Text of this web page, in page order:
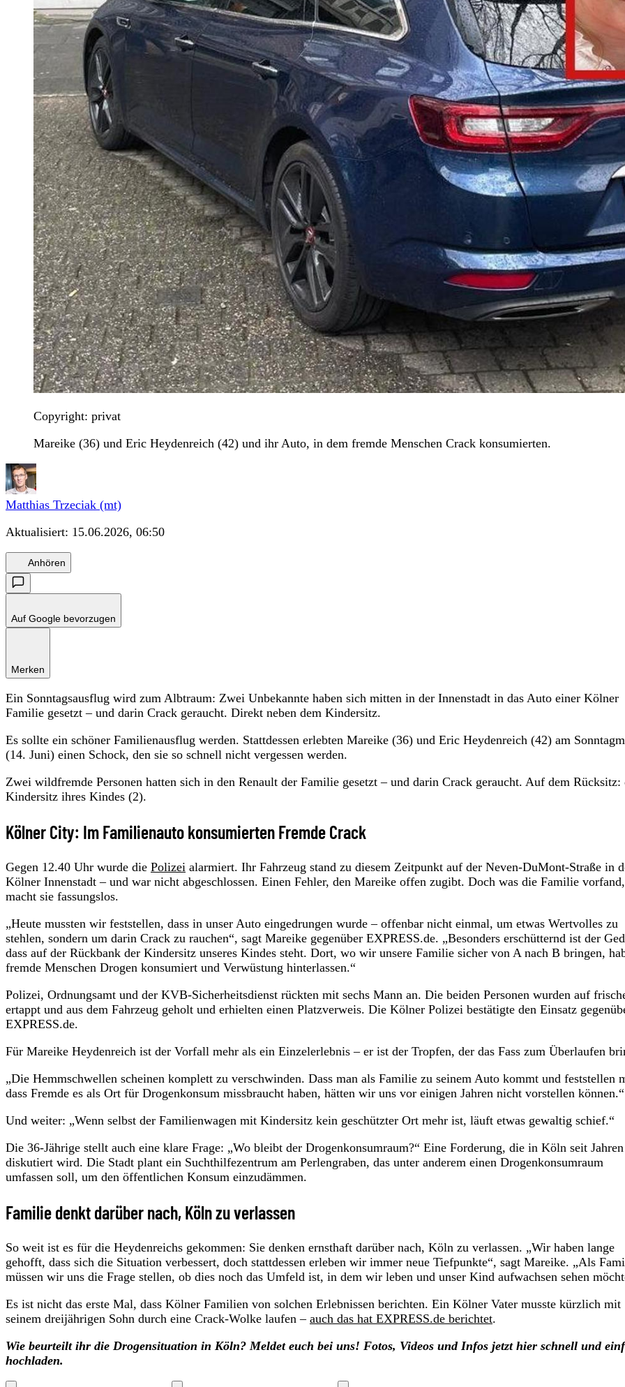
Copyright: privat
Mareike (36) und Eric Heydenreich (42) und ihr Auto, in dem fremde Menschen Crack konsumierten.
Matthias Trzeciak (mt)
Aktualisiert: 15.06.2026, 06:50
Anhören
Auf Google bevorzugen
Merken
Ein Sonntagsausflug wird zum Albtraum: Zwei Unbekannte haben sich mitten in der Innenstadt in das Auto einer Kölner
Familie gesetzt – und darin Crack geraucht. Direkt neben dem Kindersitz.
Es sollte ein schöner Familienausflug werden. Stattdessen erlebten Mareike (36) und Eric Heydenreich (42) am
(14. Juni) einen Schock, den sie so schnell nicht vergessen werden.
Zwei wildfremde Personen hatten sich in den Renault der Familie gesetzt – und darin Crack geraucht. Auf dem Rücksitz:
Kindersitz ihres Kindes (2).
Kölner City: Im Familienauto konsumierten Fremde Crack
Gegen 12.40 Uhr wurde die Polizei alarmiert. Ihr Fahrzeug stand zu diesem Zeitpunkt auf der Neven-DuMont-Straße in
Kölner Innenstadt – und war nicht abgeschlossen. Einen Fehler, den Mareike offen zugibt. Doch was die Familie vorfand,
macht sie fassungslos.
„Heute mussten wir feststellen, dass in unser Auto eingedrungen wurde – offenbar nicht einmal, um etwas Wertvolles zu
stehlen, sondern um darin Crack zu rauchen“, sagt Mareike gegenüber EXPRESS.de. „Besonders erschütternd ist der
dass auf der Rückbank der Kindersitz unseres Kindes steht. Dort, wo wir unsere Familie sicher von A nach B bringen,
fremde Menschen Drogen konsumiert und Verwüstung hinterlassen.“
Polizei, Ordnungsamt und der KVB-Sicherheitsdienst rückten mit sechs Mann an. Die beiden Personen wurden auf
ertappt und aus dem Fahrzeug geholt und erhielten einen Platzverweis. Die Kölner Polizei bestätigte den Einsatz
EXPRESS.de.
Für Mareike Heydenreich ist der Vorfall mehr als ein Einzelerlebnis – er ist der Tropfen, der das Fass zum Überlaufen
„Die Hemmschwellen scheinen komplett zu verschwinden. Dass man als Familie zu seinem Auto kommt und feststellen
dass Fremde es als Ort für Drogenkonsum missbraucht haben, hätten wir uns vor einigen Jahren nicht vorstellen können.“
Und weiter: „Wenn selbst der Familienwagen mit Kindersitz kein geschützter Ort mehr ist, läuft etwas gewaltig schief.“
Die 36-Jährige stellt auch eine klare Frage: „Wo bleibt der Drogenkonsumraum?“ Eine Forderung, die in Köln seit Jahren
diskutiert wird. Die Stadt plant ein Suchthilfezentrum am Perlengraben, das unter anderem einen Drogenkonsumraum
umfassen soll, um den öffentlichen Konsum einzudämmen.
Familie denkt darüber nach, Köln zu verlassen
So weit ist es für die Heydenreichs gekommen: Sie denken ernsthaft darüber nach, Köln zu verlassen. „Wir haben lange
gehofft, dass sich die Situation verbessert, doch stattdessen erleben wir immer neue Tiefpunkte“, sagt Mareike. „Als
müssen wir uns die Frage stellen, ob dies noch das Umfeld ist, in dem wir leben und unser Kind aufwachsen sehen
Es ist nicht das erste Mal, dass Kölner Familien von solchen Erlebnissen berichten. Ein Kölner Vater musste kürzlich mit
seinem dreijährigen Sohn durch eine Crack-Wolke laufen – auch das hat EXPRESS.de berichtet.
Wie beurteilt ihr die Drogensituation in Köln? Meldet euch bei uns! Fotos, Videos und Infos jetzt hier schnell und
hochladen.